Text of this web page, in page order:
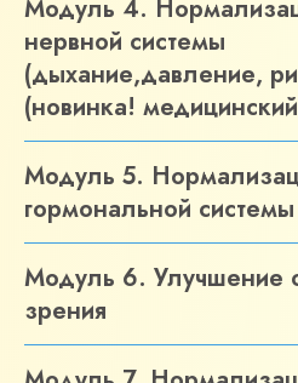
Модуль 4.
нервной системы
(дыхание,давление,
(новинка!
Модуль 5.
гормональной системы
Модуль 6. Улучшение
зрения